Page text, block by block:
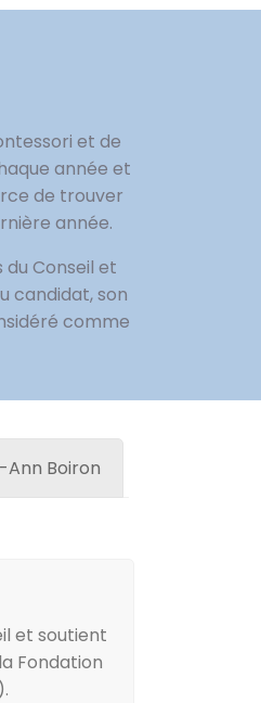
et de
année et
de trouver
année.
Conseil et
candidat, son
comme
Ann Boiron
et soutient
Fondation